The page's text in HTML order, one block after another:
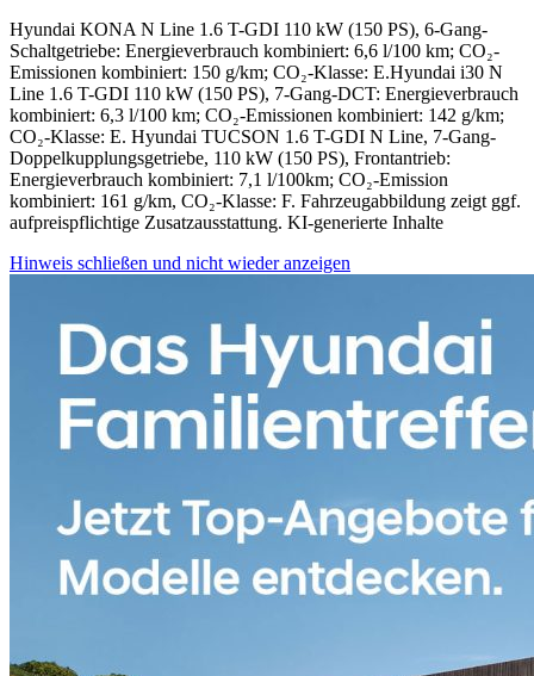
Hyundai KONA N Line 1.6 T-GDI 110 kW (150 PS), 6-Gang-
Schaltgetriebe: Energieverbrauch kombiniert: 6,6 l/100 km; CO₂-
Emissionen kombiniert: 150 g/km; CO₂-Klasse: E.Hyundai i30 N
Line 1.6 T-GDI 110 kW (150 PS), 7-Gang-DCT: Energieverbrauch
kombiniert: 6,3 l/100 km; CO₂-Emissionen kombiniert: 142 g/km;
CO₂-Klasse: E. Hyundai TUCSON 1.6 T-GDI N Line, 7-Gang-
Doppelkupplungsgetriebe, 110 kW (150 PS), Frontantrieb:
Energieverbrauch kombiniert: 7,1 l/100km; CO₂-Emission
kombiniert: 161 g/km, CO₂-Klasse: F. Fahrzeugabbildung zeigt ggf.
aufpreispflichtige Zusatzausstattung. KI-generierte Inhalte
Hinweis schließen und nicht wieder anzeigen